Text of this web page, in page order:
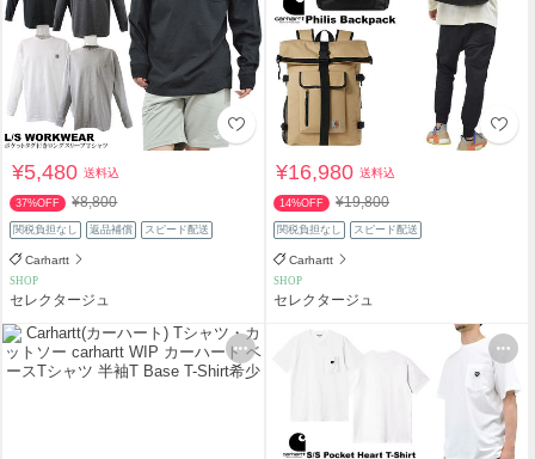
¥5,480送料込
37%OFF ¥8,800
関税負担なし 返品補償 スピード配送
Carhartt
SHOP
セレクタージュ
¥16,980送料込
14%OFF ¥19,800
関税負担なし スピード配送
Carhartt
SHOP
セレクタージュ